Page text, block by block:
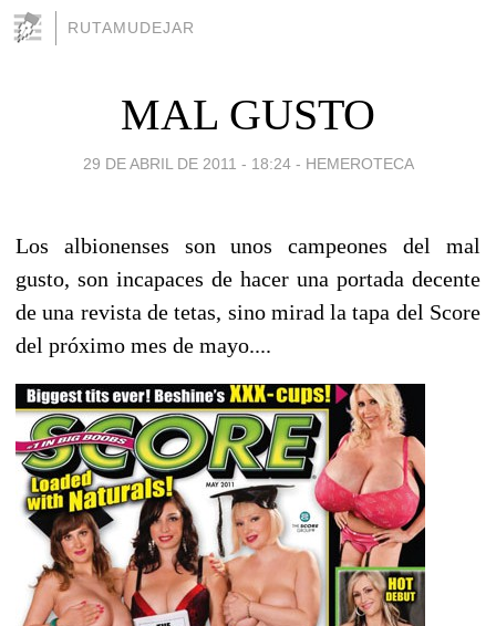
RUTAMUDEJAR
MAL GUSTO
29 DE ABRIL DE 2011 - 18:24 - HEMEROTECA
Los albionenses son unos campeones del mal
gusto, son incapaces de hacer una portada decente
de una revista de tetas, sino mirad la tapa del Score
del próximo mes de mayo....